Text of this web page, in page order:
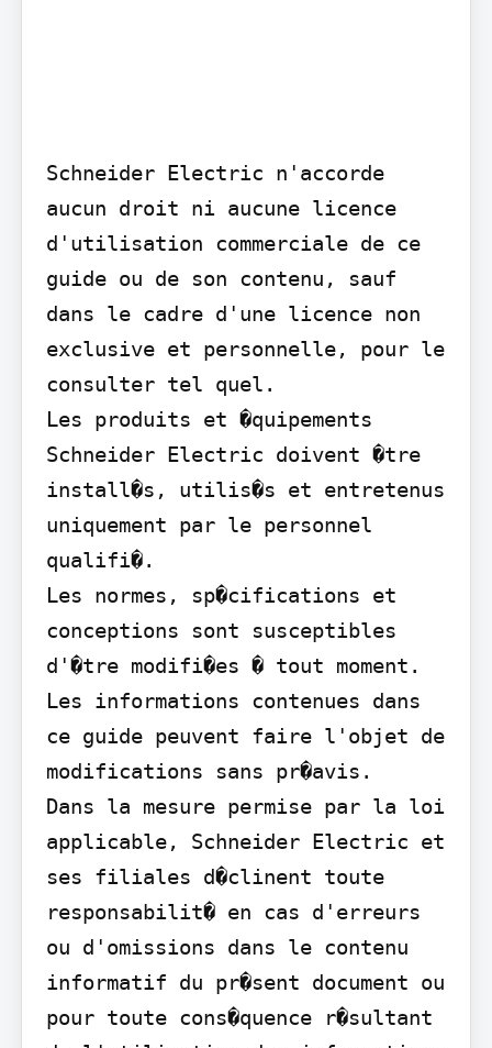
Schneider Electric n'accorde
aucun droit ni aucune licence
d'utilisation commerciale de ce
guide ou de son contenu, sauf
dans le cadre d'une licence non
exclusive et personnelle, pour le
consulter tel quel.
Les produits et �quipements
Schneider Electric doivent �tre
install�s, utilis�s et entretenus
uniquement par le personnel
qualifi�.
Les normes, sp�cifications et
conceptions sont susceptibles
d'�tre modifi�es � tout moment.
Les informations contenues dans
ce guide peuvent faire l'objet de
modifications sans pr�avis.
Dans la mesure permise par la loi
applicable, Schneider Electric et
ses filiales d�clinent toute
responsabilit� en cas d'erreurs
ou d'omissions dans le contenu
informatif du pr�sent document ou
pour toute cons�quence r�sultant